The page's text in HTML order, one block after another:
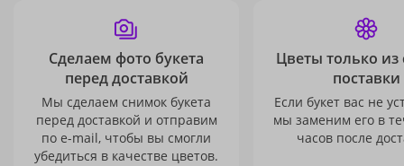
Сделаем фото букета
перед доставкой
Мы сделаем снимок букета
перед доставкой и отправим
по e-mail, чтобы вы смогли
убедиться в качестве цветов.
Цветы только из
поставки
Если букет вас не
мы заменим его в
часов после